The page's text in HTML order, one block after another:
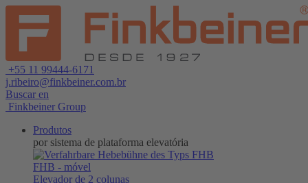
+55 11 99444-6171
j.ribeiro@finkbeiner.com.br
Buscar en
Finkbeiner Group
Produtos
por sistema de plataforma elevatória
FHB - móvel
Elevador de 2 colunas